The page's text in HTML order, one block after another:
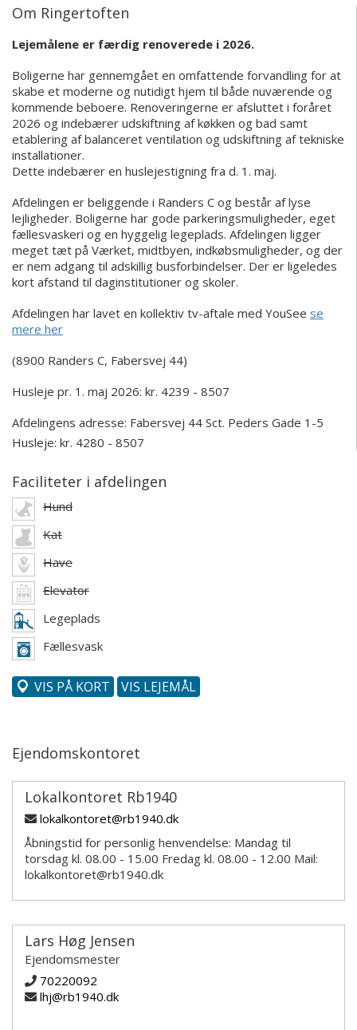
Om Ringertoften
Lejemålene er færdig renoverede i 2026.
Boligerne har gennemgået en omfattende forvandling for at
skabe et moderne og nutidigt hjem til både nuværende og
kommende beboere. Renoveringerne er afsluttet i foråret
2026 og indebærer udskiftning af køkken og bad samt
etablering af balanceret ventilation og udskiftning af tekniske
installationer.
Dette indebærer en huslejestigning fra d. 1. maj.
Afdelingen er beliggende i Randers C og består af lyse
lejligheder. Boligerne har gode parkeringsmuligheder, eget
fællesvaskeri og en hyggelig legeplads. Afdelingen ligger
meget tæt på Værket, midtbyen, indkøbsmuligheder, og der
er nem adgang til adskillig busforbindelser. Der er ligeledes
kort afstand til daginstitutioner og skoler.
Afdelingen har lavet en kollektiv tv-aftale med YouSee se
mere her
(8900 Randers C, Fabersvej 44)
Husleje pr. 1. maj 2026: kr. 4239 - 8507
Afdelingens adresse: Fabersvej 44 Sct. Peders Gade 1-5
Husleje: kr. 4280 - 8507
Faciliteter i afdelingen
Hund
Kat
Have
Elevator
Legeplads
Fællesvask
VIS PÅ KORT VIS LEJEMÅL
Ejendomskontoret
Lokalkontoret Rb1940
lokalkontoret@rb1940.dk
Åbningstid for personlig henvendelse: Mandag til
torsdag kl. 08.00 - 15.00 Fredag kl. 08.00 - 12.00 Mail:
lokalkontoret@rb1940.dk
Lars Høg Jensen
Ejendomsmester
70220092
lhj@rb1940.dk